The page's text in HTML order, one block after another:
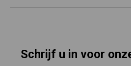
Schrijf u in voor